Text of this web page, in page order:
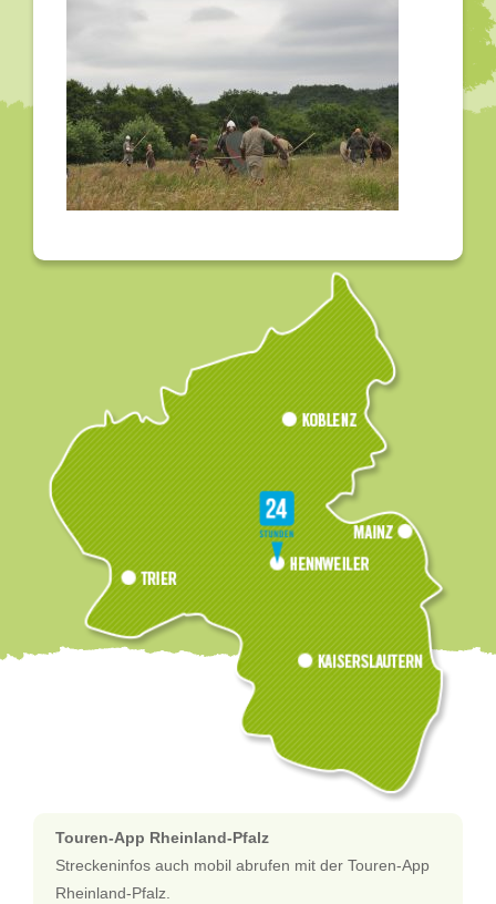
Touren-App Rheinland-Pfalz
Streckeninfos auch mobil abrufen mit der Touren-App
Rheinland-Pfalz.